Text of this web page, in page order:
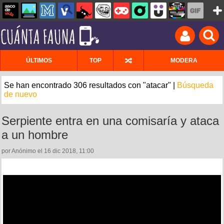
ÚLTIMOS TOP MODERA
Se han encontrado 306 resultados con "atacar" |
Búsqueda
de nuevo
Serpiente entra en una comisaría y ataca
a un hombre
por Anónimo el 16 dic 2018, 11:00